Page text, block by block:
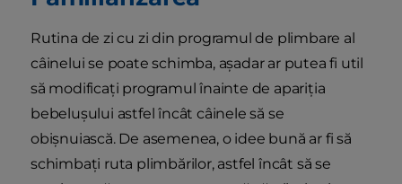
Rutina de zi cu zi din programul de plimbare al
câinelui se poate schimba, așadar ar putea fi util
să modificați programul înainte de apariția
bebelușului astfel încât câinele să se
obișnuiască. De asemenea, o idee bună ar fi să
schimbați ruta plimbărilor, astfel încât să se